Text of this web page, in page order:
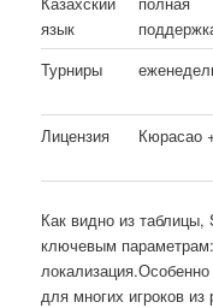
язык
Турниры
Лицензия
Кюрасао
Как видно из
ключевым
для многих игроков